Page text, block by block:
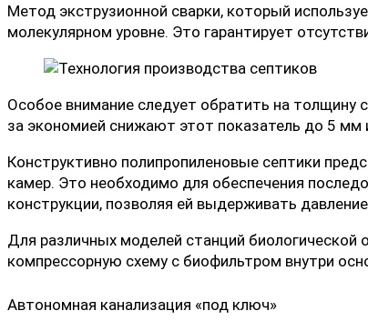
Метод экструзионной сварки, который
молекулярном уровне. Это гарантирует
Особое внимание следует обратить на толщину
за экономией снижают этот показатель до 5 мм
Конструктивно полипропиленовые септики
камер. Это необходимо для обеспечения
конструкции, позволяя ей выдерживать
Для различных моделей станций биологической
компрессорную схему с биофильтром внутри
Автономная канализация «под ключ»